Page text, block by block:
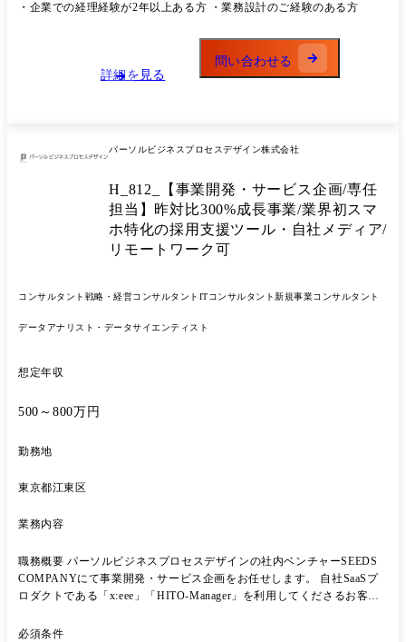
顧客向けに新規営業プロセスの構築業務 ・コンタクトセンターの新規立
新規サービスにおける窓口開設にあたりコンタクトセンター立ち上げを
考えられている企業様に対して、 コンタクトセンターの方針の決定～業
務プロセスの構築～マネジメント/組織体制設定や教育トレーニングとい
流入が減少していることを課題にしている企業様に対して、市場動向・
消費者行動を踏まえたマーケティング戦略を基に、新規出店に向けた新
規集客方法の立案と実証までを対応。 ・e-ラーニングシステム導入につ
いて、フィールドセールスにおける営業プロセスの構築業務(顧客:大手
人材企業様) インサイドセールスにてe-ラーニングシステム営業をして
いる企業様にて、別手法取り入れによる受注率変動を見たいというご要
望に対し、 インサイドセールスからフィールドセールスへのトスアップ
サービス領域拡大に伴う企画業務(顧客:大手通信事業企業様) 既存プロジ
定める職種(出向を命じることがあり、その場合は出向先の定める職種)
<StepBaseについて>https://step-base.jp/ <BPOサービス一覧
>https://www.persol-bd.co.jp/service/bpo/s-bpo/service/ <プロダクト一覧
>https://www.persol-bd.co.jp/service/product/ 業務詳細: オンライン業務代
ない手順書を設計 ・利用システムの準備:会計・支払関連システムの初
へ業務教育、トライアル運用のファシリテート ・実業務のフォロー:稼
働立ち上げ後のQA対応、品質・生産性のモニタリング、改善提案 ●担
当職種の変更の範囲:会社の定める職種(出向を命じることがあり、その
場合は出向先の定める職種)
・企業での経理経験が2年以上ある方 ・業務設計のご経験のある方
詳細を見る
問い合わせる
パーソルビジネスプロセスデザイン株式会社
H_812_【事業開発・サービス企画/専任
担当】昨対比300%成長事業/業界初スマ
ホ特化の採用支援ツール・自社メディア/
リモートワーク可
コンサルタント 戦略・経営コンサルタント ITコンサルタント新規事業コンサルタント
データアナリスト・データサイエンティスト
想定年収
500～800万円
勤務地
東京都江東区
業務内容
職務概要 パーソルビジネスプロセスデザインの社内ベンチャーSEEDS
COMPANYにて事業開発・サービス企画をお任せします。 自社SaaSプ
ロダクトである「x:eee」「HITO-Manager」を利用してくださるお客さ
装、それに伴う予算や人員などの事業計画の立案を行っていただきま
必須条件